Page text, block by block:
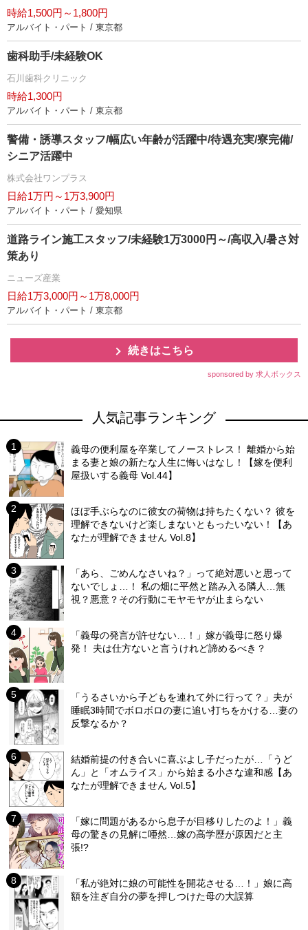
時給1,500円～1,800円
アルバイト・パート / 東京都
歯科助手/未経験OK
石川歯科クリニック
時給1,300円
アルバイト・パート / 東京都
警備・誘導スタッフ/幅広い年齢が活躍中/待遇充実/寮完備/
シニア活躍中
株式会社ワンプラス
日給1万円～1万3,900円
アルバイト・パート / 愛知県
道路ライン施工スタッフ/未経験1万3000円～/高収入/暑さ対
策あり
ニューズ産業
日給1万3,000円～1万8,000円
アルバイト・パート / 東京都
続きはこちら
sponsored by 求人ボックス
人気記事ランキング
義母の便利屋を卒業してノーストレス！ 離婚から始
まる妻と娘の新たな人生に悔いはなし！【嫁を便利
屋扱いする義母 Vol.44】
ほぼ手ぶらなのに彼女の荷物は持ちたくない？ 彼を
理解できないけど楽しまないともったいない！【あ
なたが理解できません Vol.8】
「あら、ごめんなさいね？」って絶対悪いと思って
ないでしょ…！ 私の畑に平然と踏み入る隣人…無
視？悪意？その行動にモヤモヤが止まらない
「義母の発言が許せない…！」嫁が義母に怒り爆
発！ 夫は仕方ないと言うけれど諦めるべき？
「うるさいから子どもを連れて外に行って？」夫が
睡眠3時間でボロボロの妻に追い打ちをかける…妻の
反撃なるか？
結婚前提の付き合いに喜ぶよし子だったが…「うど
ん」と「オムライス」から始まる小さな違和感【あ
なたが理解できません Vol.5】
「嫁に問題があるから息子が目移りしたのよ！」義
母の驚きの見解に唖然…嫁の高学歴が原因だと主
張!?
「私が絶対に娘の可能性を開花させる…！」娘に高
額を注ぎ自分の夢を押しつけた母の大誤算